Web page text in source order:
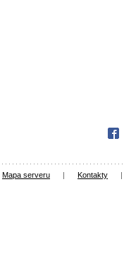
Mapa serveru | Kontakty |